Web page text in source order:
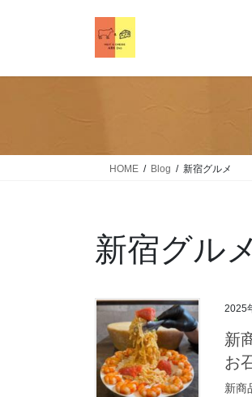
HOME Blog 新宿グルメ
新宿グルメ
2025
新
お
新商